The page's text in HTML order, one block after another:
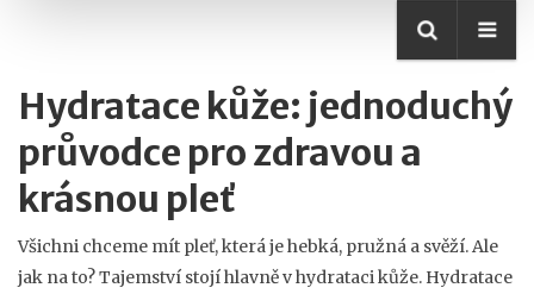
Hydratace kůže: jednoduchý
průvodce pro zdravou a
krásnou pleť
Všichni chceme mít pleť, která je hebká, pružná a svěží. Ale
jak na to? Tajemství stojí hlavně v hydrataci kůže. Hydratace